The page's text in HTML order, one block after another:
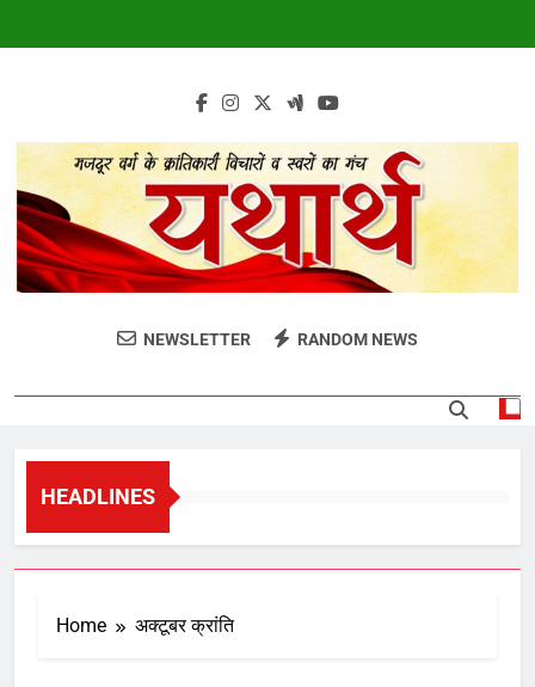
NEWSLETTER RANDOM NEWS
HEADLINES
Home अक्टूबर क्रांति